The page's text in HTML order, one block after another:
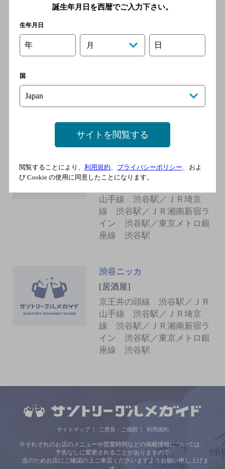
[居酒屋]
線 渋谷駅／ＪＲ湘南新宿ラ
イン 渋谷駅／東京メトロ銀
座線 渋谷駅
とりいちず渋谷マークシティ
[居酒屋]
山手線 渋谷駅／ＪＲ埼京
線 渋谷駅／ＪＲ湘南新宿ラ
イン 渋谷駅／東京メトロ銀
座線 渋谷駅
渋谷ニッカ
[居酒屋]
京王井の頭線 渋谷駅／ＪＲ
山手線 渋谷駅／ＪＲ埼京
線 渋谷駅／ＪＲ湘南新宿ラ
イン 渋谷駅／東京メトロ銀
座線 渋谷駅
サイトマップ ご意見・ご感想 利用規約
※それぞれのお店のメニューや営業時間などの掲載情報については、
予告なしに変更されることがありますので、
念のためお店にご確認の上ご来店くださいますようお願い申し上げま
誕生年月日を西暦でご入力下さい。
生年月日
年 月 日
国
サイトを閲覧する
閲覧することにより、 利用規約 プライバシーポリシー 、およ
び Cookie の使用に同意したことになります。